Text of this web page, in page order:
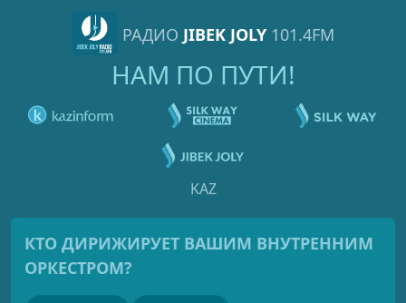
РАДИО JIBEK JOLY 101.4FM
НАМ ПО ПУТИ!
KAZ
КТО ДИРИЖИРУЕТ ВАШИМ ВНУТРЕННИМ
ОРКЕСТРОМ?